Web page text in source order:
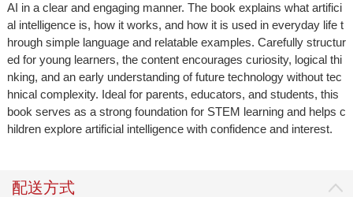
AI in a clear and engaging manner. The book explains what artifici
al intelligence is, how it works, and how it is used in everyday life t
hrough simple language and relatable examples. Carefully structur
ed for young learners, the content encourages curiosity, logical thi
nking, and an early understanding of future technology without tec
hnical complexity. Ideal for parents, educators, and students, this
book serves as a strong foundation for STEM learning and helps c
hildren explore artificial intelligence with confidence and interest.
配送方式